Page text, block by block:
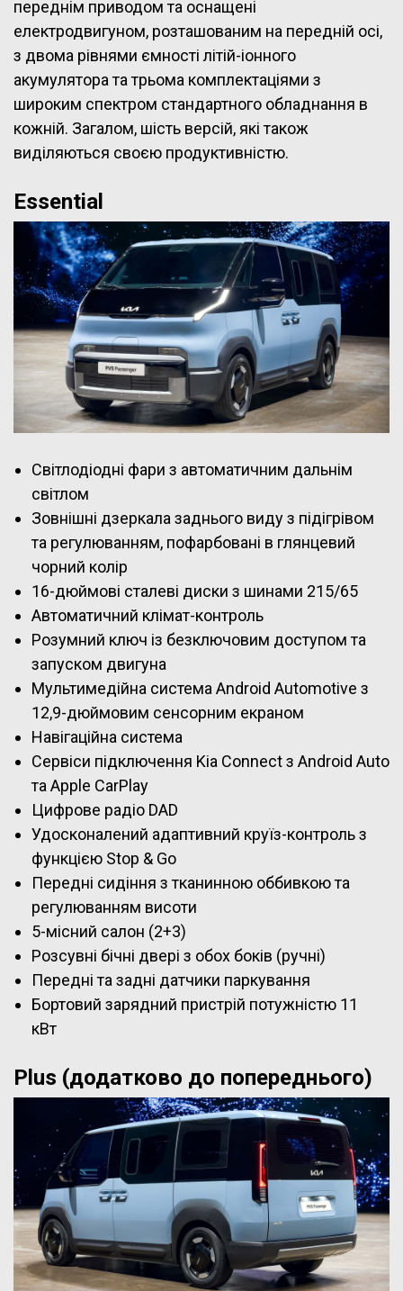
переднім приводом та оснащені
електродвигуном, розташованим на передній осі,
з двома рівнями ємності літій-іонного
акумулятора та трьома комплектаціями з
широким спектром стандартного обладнання в
кожній. Загалом, шість версій, які також
виділяються своєю продуктивністю.
Essential
Світлодіодні фари з автоматичним дальнім
світлом
Зовнішні дзеркала заднього виду з підігрівом
та регулюванням, пофарбовані в глянцевий
чорний колір
16-дюймові сталеві диски з шинами 215/65
Автоматичний клімат-контроль
Розумний ключ із безключовим доступом та
запуском двигуна
Мультимедійна система Android Automotive з
12,9-дюймовим сенсорним екраном
Навігаційна система
Сервіси підключення Kia Connect з Android Auto
та Apple CarPlay
Цифрове радіо DAD
Удосконалений адаптивний круїз-контроль з
функцією Stop & Go
Передні сидіння з тканинною оббивкою та
регулюванням висоти
5-місний салон (2+3)
Розсувні бічні двері з обох боків (ручні)
Передні та задні датчики паркування
Бортовий зарядний пристрій потужністю 11
кВт
Plus (додатково до попереднього)